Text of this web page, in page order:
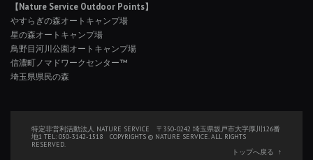
【Nature Service Outdoor Points】
やすらぎの森オートキャンプ場
星の森オートキャンプ場
鳥野目河川公園オートキャンプ場
信濃町ノマドワークセンター™
埼玉県県民の森
特定非営利活動法人 NATURE SERVICE 〒350-0242 埼玉県坂戸市大字厚川126番
地1 TEL: 050-3142-1518 COPYRIGHTS © NATURE SERVICE. ALL RIGHTS
RESERVED.
トップへ戻る